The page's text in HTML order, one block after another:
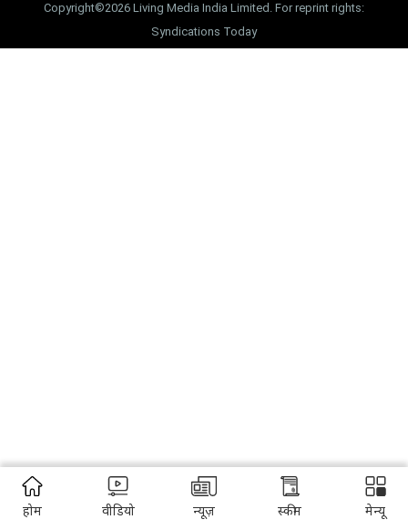
Copyright©2026 Living Media India Limited. For reprint rights:
Syndications Today
होम वीडियो न्यूज़ स्कीम मेन्यू